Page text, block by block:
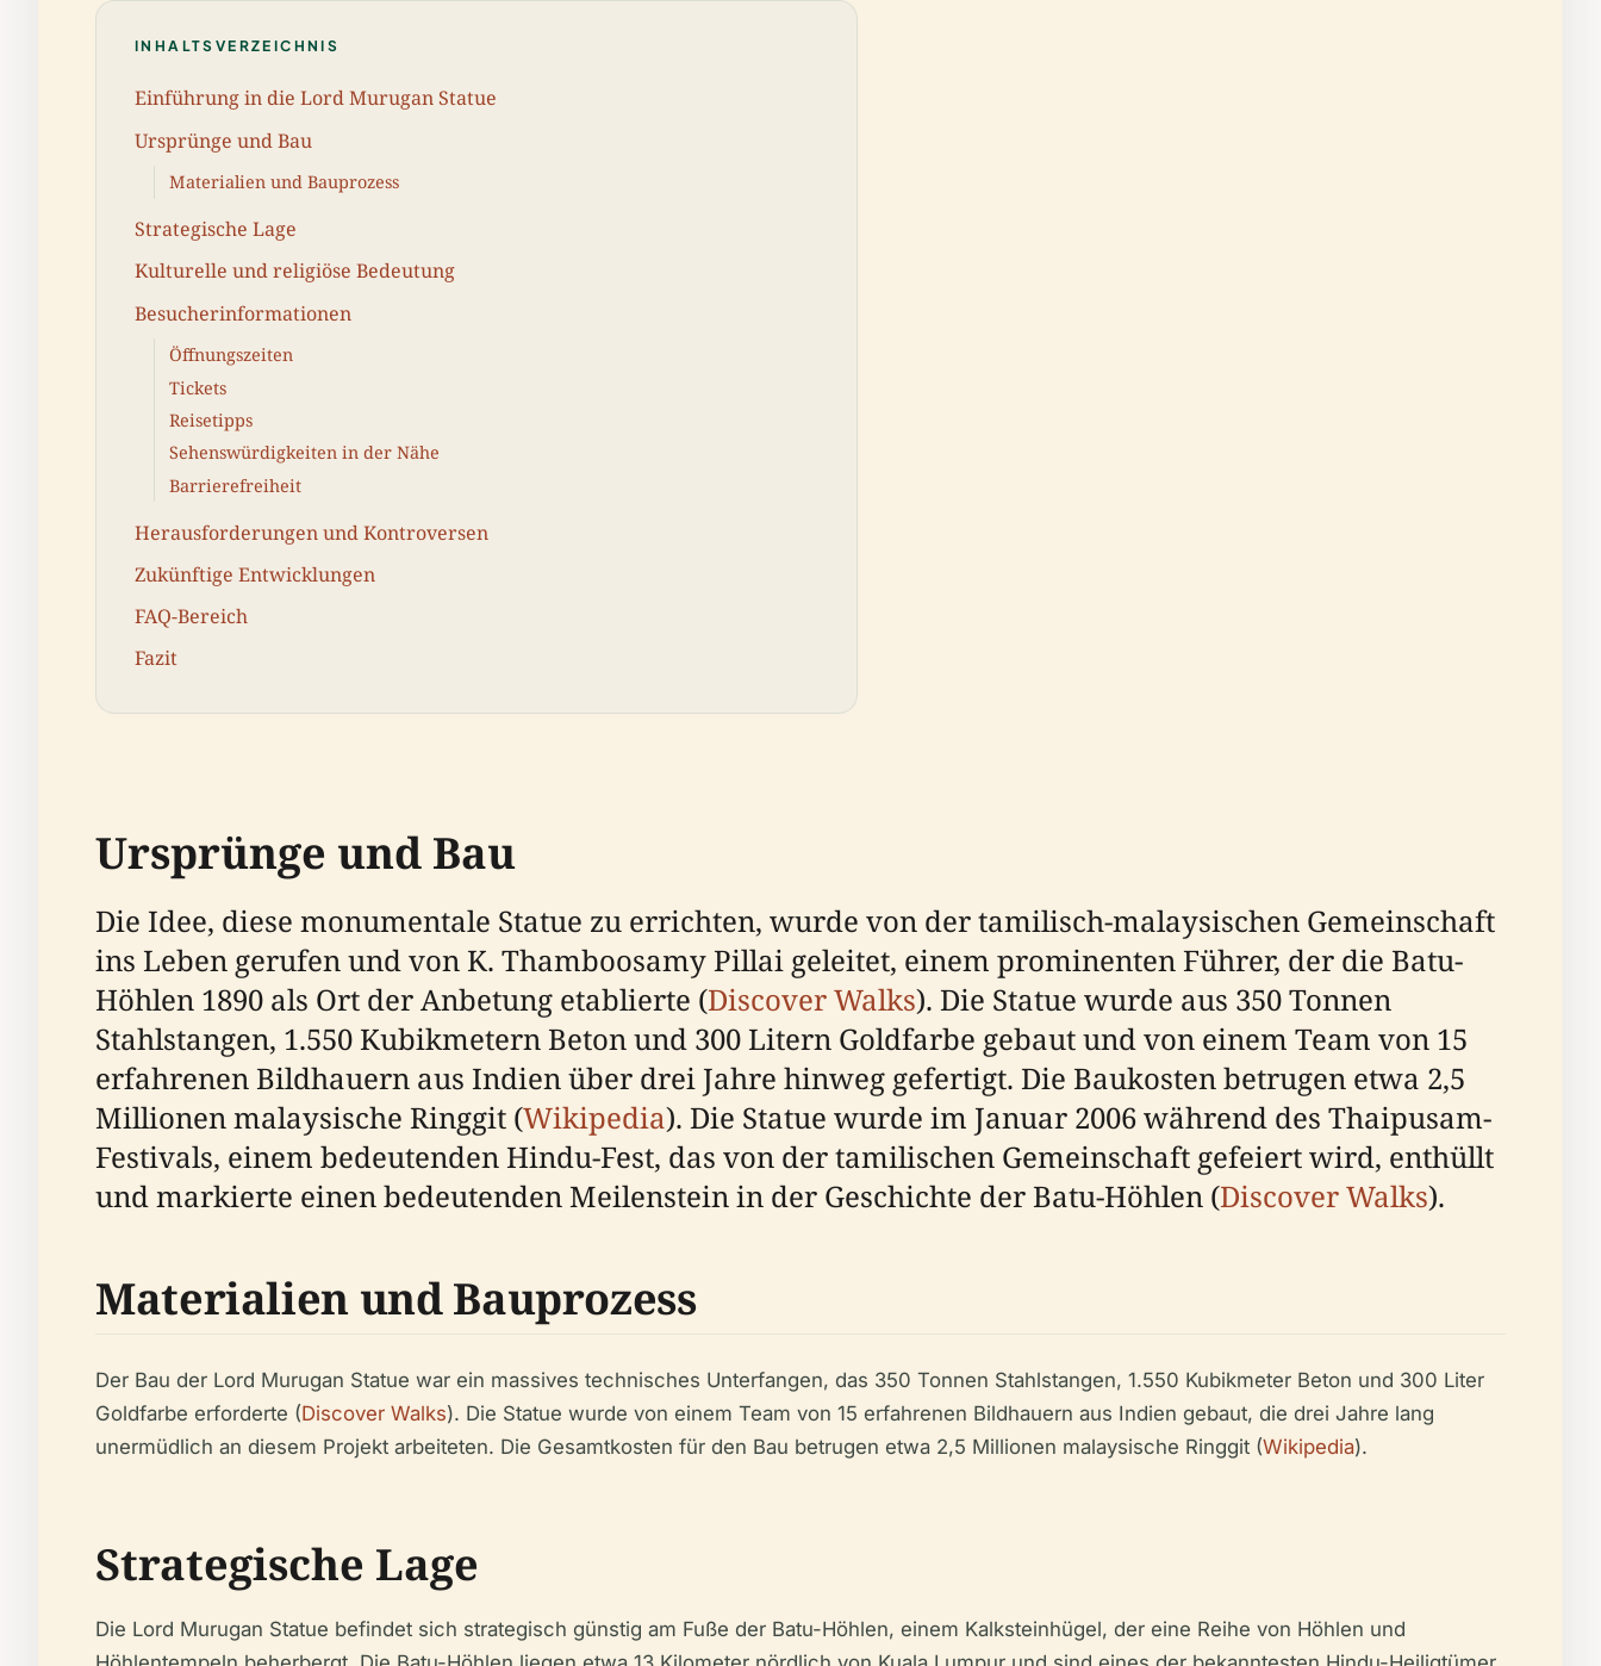
INHALTSVERZEICHNIS
Einführung in die Lord Murugan Statue
Ursprünge und Bau
Materialien und Bauprozess
Strategische Lage
Kulturelle und religiöse Bedeutung
Besucherinformationen
Öffnungszeiten
Tickets
Reisetipps
Sehenswürdigkeiten in der Nähe
Barrierefreiheit
Herausforderungen und Kontroversen
Zukünftige Entwicklungen
FAQ-Bereich
Fazit
Ursprünge und Bau
Die Idee, diese monumentale Statue zu errichten, wurde von der tamilisch-malaysischen Gemeinschaft
ins Leben gerufen und von K. Thamboosamy Pillai geleitet, einem prominenten Führer, der die Batu-
Höhlen 1890 als Ort der Anbetung etablierte (Discover Walks). Die Statue wurde aus 350 Tonnen
Stahlstangen, 1.550 Kubikmetern Beton und 300 Litern Goldfarbe gebaut und von einem Team von 15
erfahrenen Bildhauern aus Indien über drei Jahre hinweg gefertigt. Die Baukosten betrugen etwa 2,5
Millionen malaysische Ringgit (Wikipedia). Die Statue wurde im Januar 2006 während des Thaipusam-
Festivals, einem bedeutenden Hindu-Fest, das von der tamilischen Gemeinschaft gefeiert wird, enthüllt
und markierte einen bedeutenden Meilenstein in der Geschichte der Batu-Höhlen (Discover Walks).
Materialien und Bauprozess
Der Bau der Lord Murugan Statue war ein massives technisches Unterfangen, das 350 Tonnen Stahlstangen, 1.550 Kubikmeter Beton und 300 Liter
Goldfarbe erforderte (Discover Walks). Die Statue wurde von einem Team von 15 erfahrenen Bildhauern aus Indien gebaut, die drei Jahre lang
unermüdlich an diesem Projekt arbeiteten. Die Gesamtkosten für den Bau betrugen etwa 2,5 Millionen malaysische Ringgit (Wikipedia).
Strategische Lage
Die Lord Murugan Statue befindet sich strategisch günstig am Fuße der Batu-Höhlen, einem Kalksteinhügel, der eine Reihe von Höhlen und